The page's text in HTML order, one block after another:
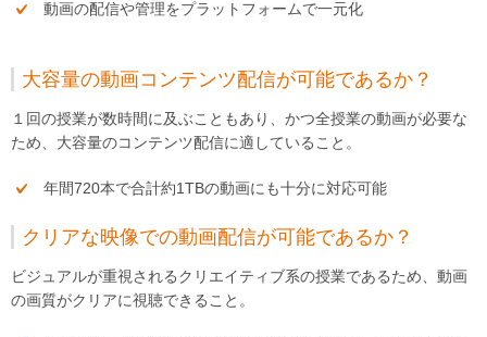
動画の配信や管理をプラットフォームで一元化
大容量の動画コンテンツ配信が可能であるか？
１回の授業が数時間に及ぶこともあり、かつ全授業の動画が必要な
ため、大容量のコンテンツ配信に適していること。
年間720本で合計約1TBの動画にも十分に対応可能
クリアな映像での動画配信が可能であるか？
ビジュアルが重視されるクリエイティブ系の授業であるため、動画
の画質がクリアに視聴できること。